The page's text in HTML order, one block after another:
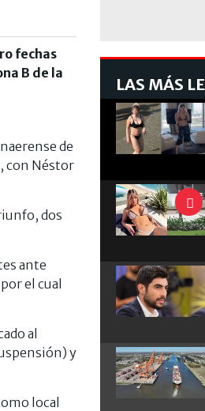
fechas
B de la
de
con Néstor
dos
ante
el cual
al
y
local
LAS MÁS